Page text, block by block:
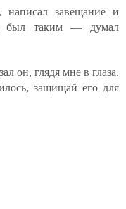
написал завещание и
был таким — думал
он, глядя мне в глаза.
защищай его для